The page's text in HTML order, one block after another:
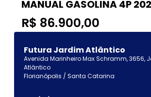
MANUAL GASOLINA 4P
R$ 86.900,00
Futura Jardim Atlântico
Avenida Marinheiro Max Schramm, 3656,
Atlântico
Florianópolis / Santa Catarina